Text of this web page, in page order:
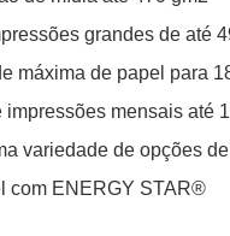
grandes de até
máxima de papel para
impressões mensais até
variedade de opções
com ENERGY STAR®